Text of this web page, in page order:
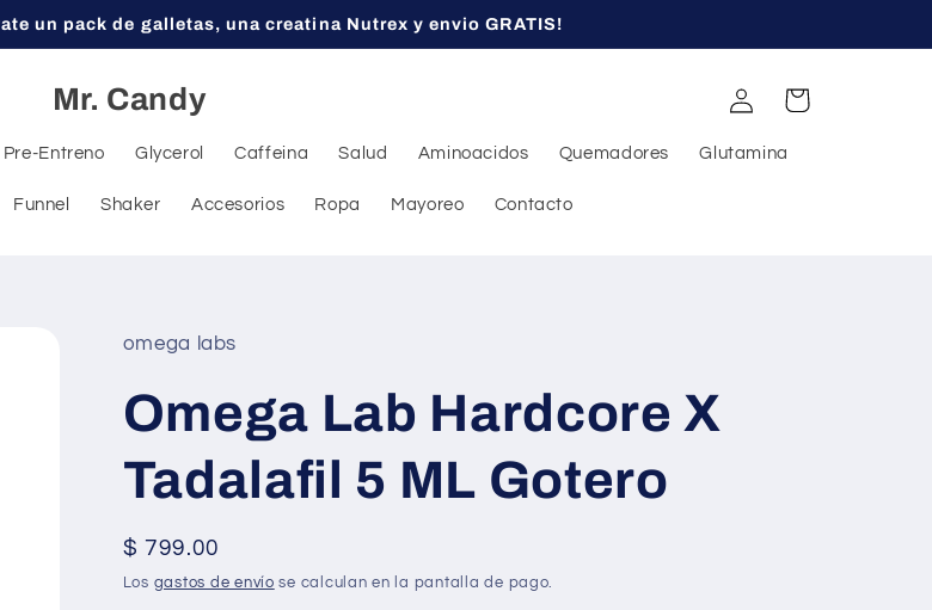
un pack de galletas, una creatina Nutrex y envio GRATIS!
Mr. Candy
Pre-Entreno Glycerol Caffeina Salud Aminoacidos Quemadores Glutamina
Funnel Shaker Accesorios Ropa Mayoreo Contacto
Iniciar
sesión
Carrito
omega labs
Omega Lab Hardcore X
Tadalafil 5 ML Gotero
Precio
habitual
$ 799.00
Los gastos de envío se calculan en la pantalla de pago.